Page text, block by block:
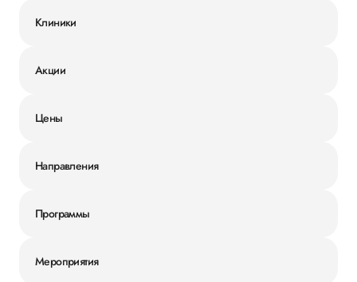
Клиники
Акции
Цены
Направления
Программы
Мероприятия